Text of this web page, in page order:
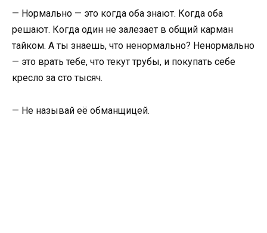
— Нормально — это когда оба знают. Когда оба
решают. Когда один не залезает в общий карман
тайком. А ты знаешь, что ненормально? Ненормально
— это врать тебе, что текут трубы, и покупать себе
кресло за сто тысяч.
— Не называй её обманщицей.